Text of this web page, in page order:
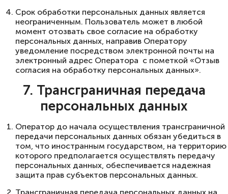
Срок обработки персональных данных является
неограниченным. Пользователь может в любой
момент отозвать свое согласие на обработку
персональных данных, направив Оператору
уведомление посредством электронной почты на
электронный адрес Оператора с пометкой «Отзыв
согласия на обработку персональных данных».
7. Трансграничная передача
персональных данных
Оператор до начала осуществления трансграничной
передачи персональных данных обязан убедиться в
том, что иностранным государством, на территорию
которого предполагается осуществлять передачу
персональных данных, обеспечивается надежная
защита прав субъектов персональных данных.